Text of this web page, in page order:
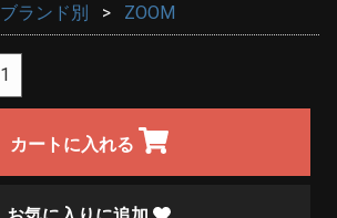
ブランド別 ZOOM
カートに入れる